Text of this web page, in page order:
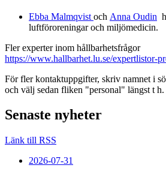
Ebba Malmqvist och Anna Oudin
luftföroreningar och miljömedicin.
Fler experter inom hållbarhetsfrågor
https://www.hallbarhet.lu.se/expertlistor-
För fler kontaktuppgifter, skriv namnet i
och välj sedan fliken "personal" längst t h.
Senaste nyheter
Länk till RSS
2026-07-31